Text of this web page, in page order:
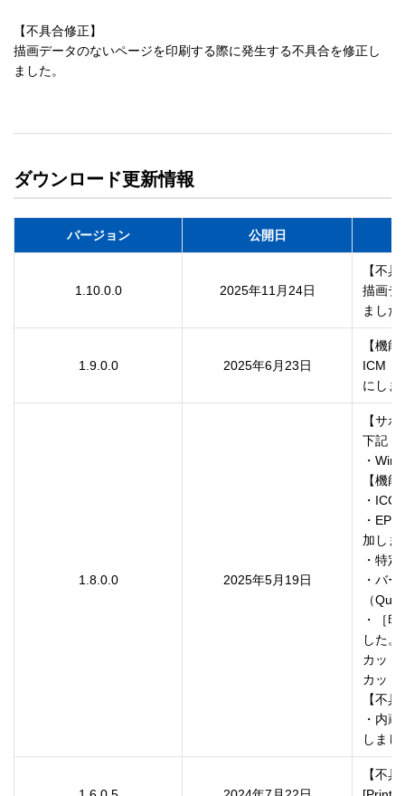
【不具合修正】
描画データのないページを印刷する際に発生する不具合を修正し
ました。
ダウンロード更新情報
バージョン 公開日
1.10.0.0 2025年11月24日
【不
描画デ
ました
1.9.0.0 2025年6月23日
【機
ICM（
にしま
1.8.0.0 2025年5月19日
【サ
下記
・
【機
・ICC
・
加しま
・特
・バ
（
・［
した。
カット
カット
【不
・内
しまし
【不